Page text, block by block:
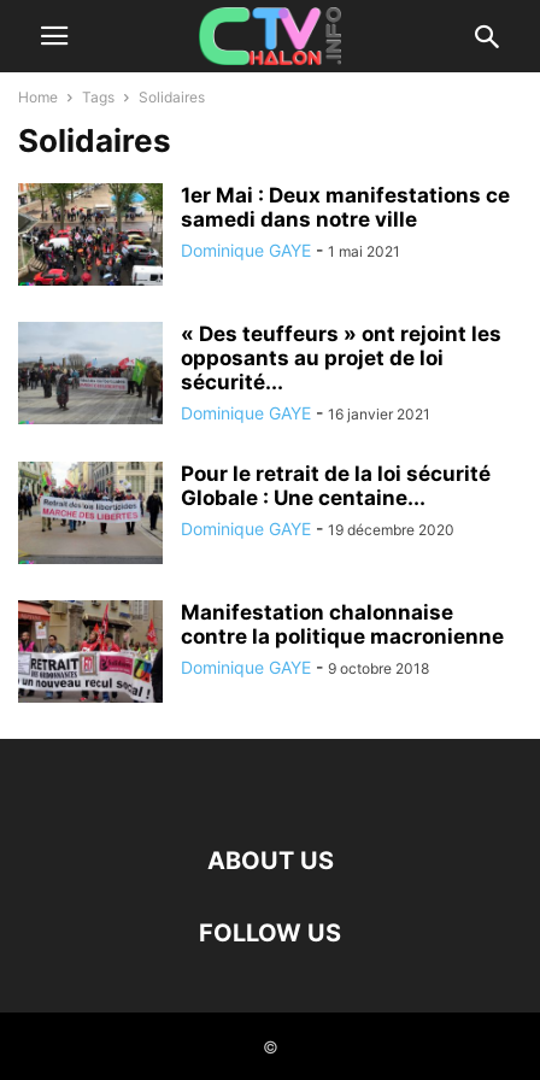
Home Tags Solidaires
Solidaires
1er Mai : Deux manifestations ce
samedi dans notre ville
Dominique GAYE - 1 mai 2021
« Des teuffeurs » ont rejoint les
opposants au projet de loi
sécurité...
Dominique GAYE - 16 janvier 2021
Pour le retrait de la loi sécurité
Globale : Une centaine...
Dominique GAYE - 19 décembre 2020
Manifestation chalonnaise
contre la politique macronienne
Dominique GAYE - 9 octobre 2018
ABOUT US
FOLLOW US
©